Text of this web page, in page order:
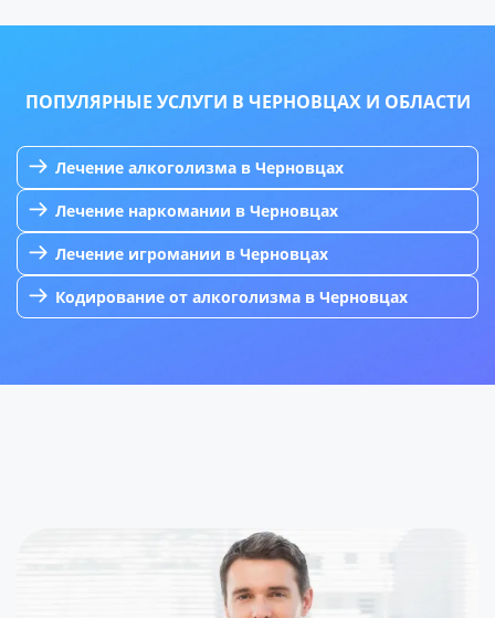
ПОПУЛЯРНЫЕ УСЛУГИ В ЧЕРНОВЦАХ И ОБЛАСТИ
Лечение алкоголизма в Черновцах
Лечение наркомании в Черновцах
Лечение игромании в Черновцах
Кодирование от алкоголизма в Черновцах